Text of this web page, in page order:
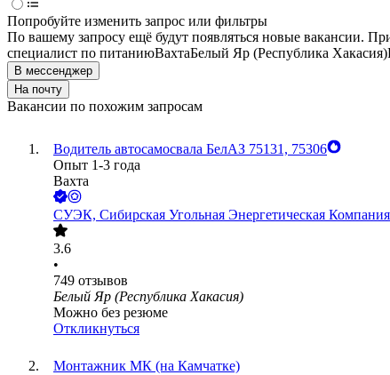
Попробуйте изменить запрос или фильтры
По вашему запросу ещё будут появляться новые вакансии.
специалист по питаниюВахтаБелый Яр (Республика Хакасия)
В мессенджер
На почту
Вакансии по похожим запросам
Водитель автосамосвала БелАЗ 75131, 75306
Опыт 1-3 года
Вахта
СУЭК, Сибирская Угольная Энергетическая Компания
3.6
•
749 отзывов
Белый Яр (Республика Хакасия)
Можно без резюме
Откликнуться
Монтажник МК (на Камчатке)